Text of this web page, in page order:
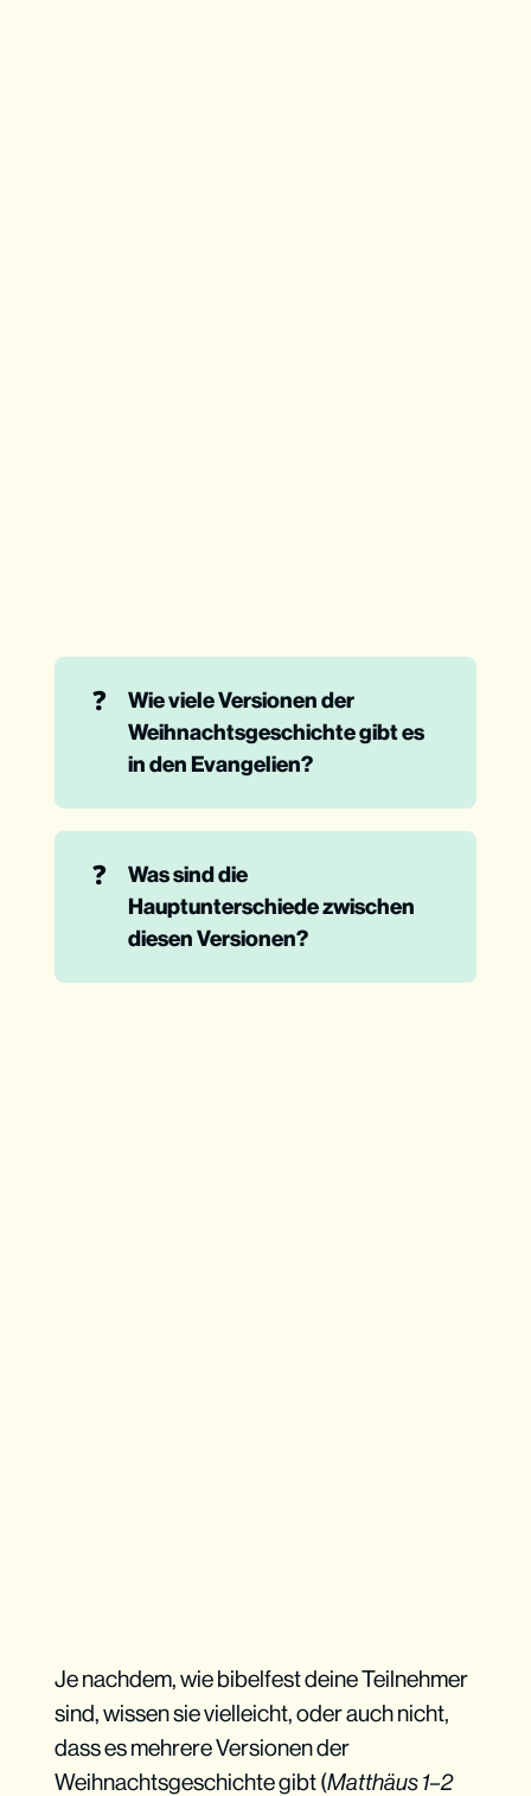
❓
Wie viele Versionen der
Weihnachtsgeschichte gibt es
in den Evangelien?
❓
Was sind die
Hauptunterschiede zwischen
diesen Versionen?
Je nachdem, wie bibelfest deine Teilnehmer
sind, wissen sie vielleicht, oder auch nicht,
dass es mehrere Versionen der
Weihnachtsgeschichte gibt (Matthäus 1–2